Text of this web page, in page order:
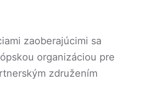
zaoberajúcimi sa
organizáciou pre
združením